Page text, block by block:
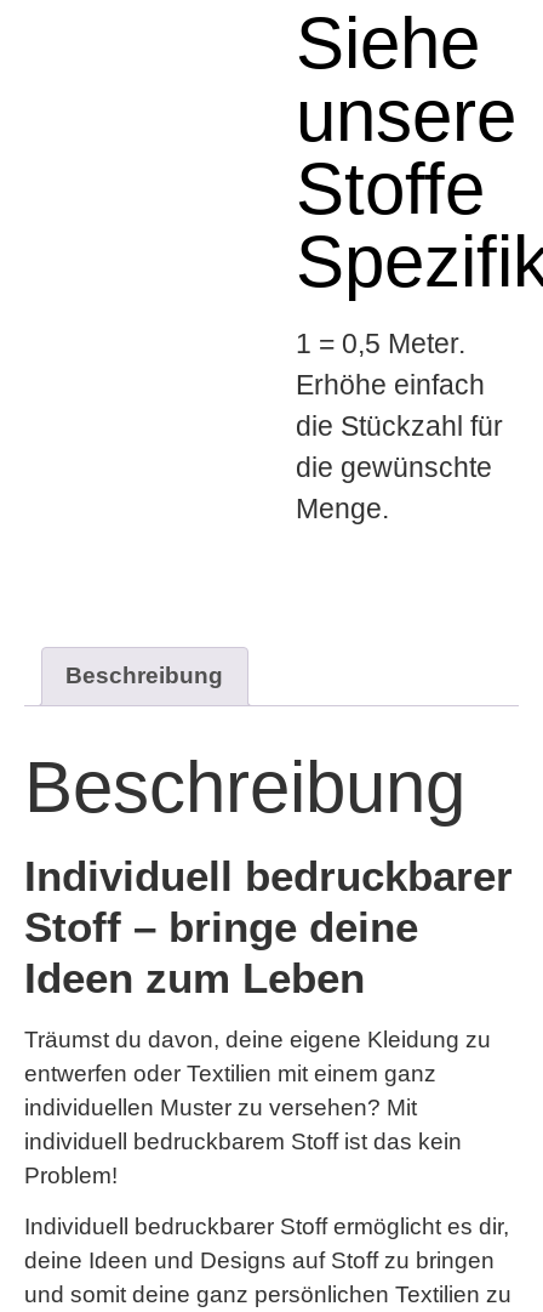
Siehe
unsere
Stoffe
1 = 0,5 Meter.
Erhöhe einfach
die Stückzahl für
die gewünschte
Menge.
Beschreibung
Beschreibung
Individuell bedruckbarer
Stoff – bringe deine
Ideen zum Leben
Träumst du davon, deine eigene Kleidung zu
entwerfen oder Textilien mit einem ganz
individuellen Muster zu versehen? Mit
individuell bedruckbarem Stoff ist das kein
Problem!
Individuell bedruckbarer Stoff ermöglicht es dir,
deine Ideen und Designs auf Stoff zu bringen
und somit deine ganz persönlichen Textilien zu